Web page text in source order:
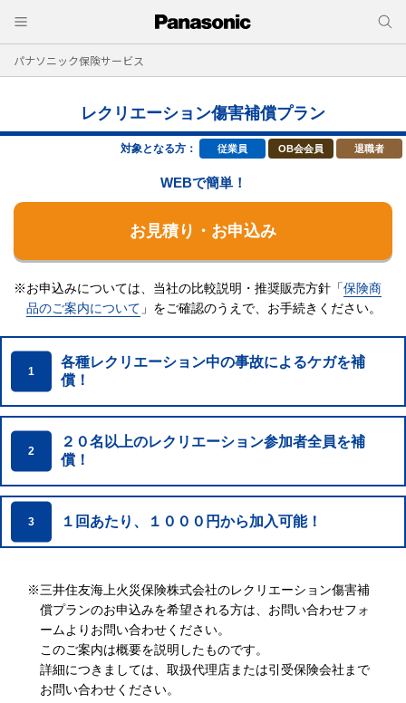
パナソニック保険サービス
レクリエーション傷害補償プラン
対象となる方： 従業員 OB会会員 退職者
WEBで簡単！
お見積り・お申込み
※お申込みについては、当社の比較説明・推奨販売方針「保険商
品のご案内について 」をご確認のうえで、 お手続きください。
1
各種レクリエーション中の事故によるケガを補
償！
2
２０名以上のレクリエーション参加者全員を補
償！
3 １回あたり、１０００円から加入可能！
※三井住友海上火災保険株式会社のレクリエーション傷害補
償プランのお申込みを希望される方は、お問い合わせフォ
ームよりお問い合わせください。
このご案内は概要を説明したものです。
詳細につきましては、取扱代理店または引受保険会社まで
お問い合わせください。